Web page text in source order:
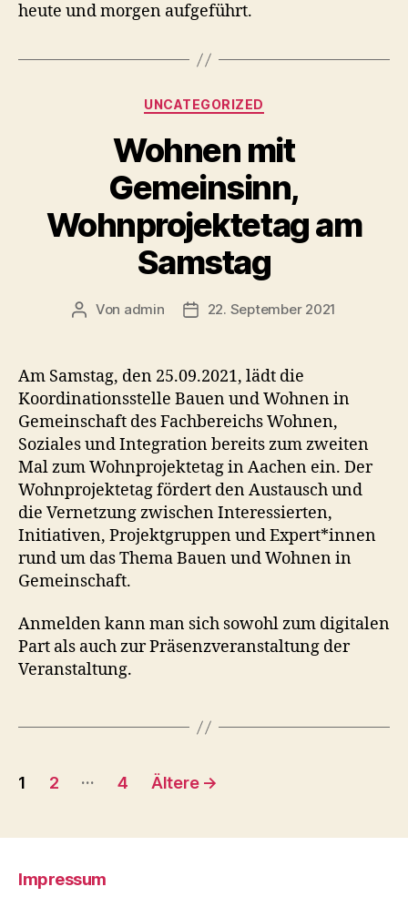
heute und morgen aufgeführt.
Kategorien
UNCATEGORIZED
Wohnen mit
Gemeinsinn,
Wohnprojektetag am
Samstag
Beitragsautor
Von admin Veröffentlichungsdatum
22. September 2021
Am Samstag, den 25.09.2021, lädt die
Koordinationsstelle Bauen und Wohnen in
Gemeinschaft des Fachbereichs Wohnen,
Soziales und Integration bereits zum zweiten
Mal zum Wohnprojektetag in Aachen ein. Der
Wohnprojektetag fördert den Austausch und
die Vernetzung zwischen Interessierten,
Initiativen, Projektgruppen und Expert*innen
rund um das Thema Bauen und Wohnen in
Gemeinschaft.
Anmelden kann man sich sowohl zum digitalen
Part als auch zur Präsenzveranstaltung der
Veranstaltung.
Seitennummerierung
Beiträge
1 2 … 4 Ältere →
Impressum